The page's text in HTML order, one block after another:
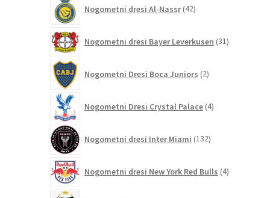
Nogometni dresi Al-Nassr 42izdelkov
Nogometni dresi Bayer Leverkusen 31izdelkov
Nogometni Dresi Boca Juniors 2izdelka
Nogometni Dresi Crystal Palace 4izdelki
Nogometni dresi Inter Miami 132izdelkov
Nogometni dresi New York Red Bulls 4izdelki